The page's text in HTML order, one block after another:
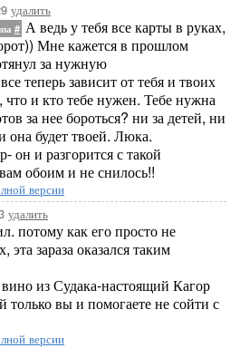
удалить
# А ведь у тебя все карты в руках,
Мне кажется в прошлом
за нужную
теперь зависит от тебя и твоих
и кто тебе нужен. Тебе нужна
за нее бороться? ни за детей, ни
она будет твоей. Люка.
он и разгорится с такой
обоим и не снилось!!
версии
удалить
потому как его просто не
эта зараза оказался таким
из Судака-настоящий Кагор
только вы и помогаете не сойти с
версии